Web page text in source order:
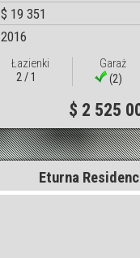
$ 19 351
2016
Łazienki
2 / 1
Garaż
(2)
$ 2 525
Eturna